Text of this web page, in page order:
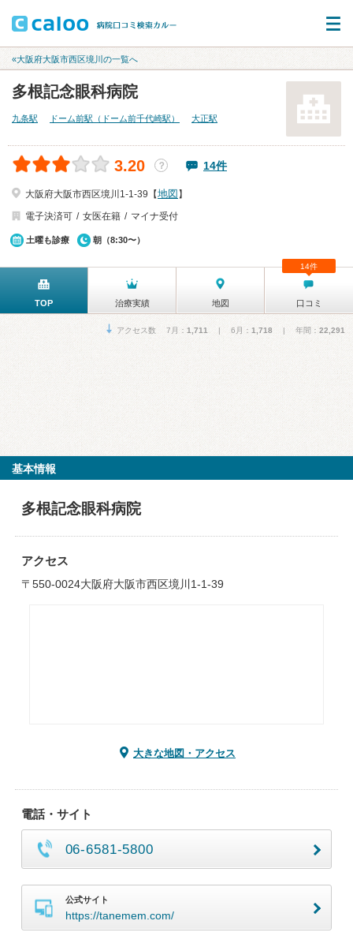
«大阪府大阪市西区境川の一覧へ
多根記念眼科病院
九条駅 ドーム前駅（ドーム前千代崎駅） 大正駅
3.20 ？ 14件
大阪府大阪市西区境川1-1-39【地図 】
電子決済可
女医在籍 マイナ受付
土曜も診療 朝（8:30〜）
TOP 治療実績 地図 口コミ
14件
アクセス数 7月： 1,711 | 6月： 1,718 | 年間： 22,291
基本情報
多根記念眼科病院
アクセス
〒550-0024大阪府大阪市西区境川1-1-39
大きな地図・アクセス
電話・サイト
06-6581-5800
公式サイト
https://tanemem.com/